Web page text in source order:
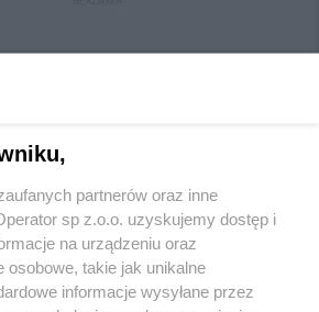
partnerów oraz inne
sp z.o.o. uzyskujemy dostęp i
na urządzeniu oraz
osobowe, takie jak unikalne
informacje wysyłane przez